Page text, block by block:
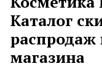
Каталог
распродаж
магазина